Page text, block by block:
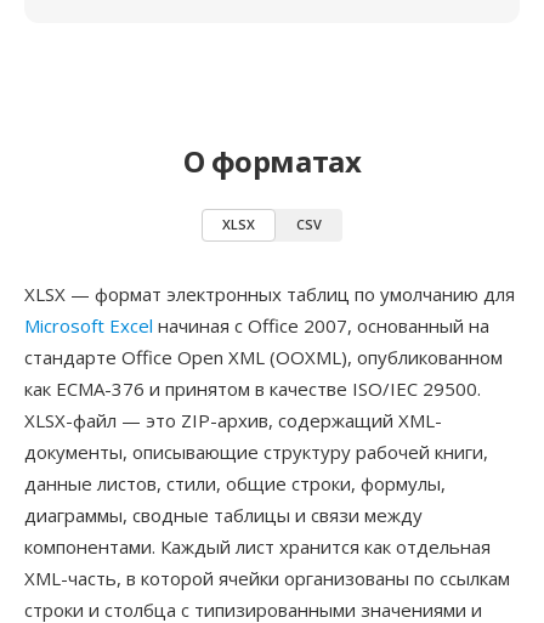
О форматах
XLSX CSV
XLSX — формат электронных таблиц по умолчанию для
Microsoft Excel начиная с Office 2007, основанный на
стандарте Office Open XML (OOXML), опубликованном
как ECMA-376 и принятом в качестве ISO/IEC 29500.
XLSX-файл — это ZIP-архив, содержащий XML-
документы, описывающие структуру рабочей книги,
данные листов, стили, общие строки, формулы,
диаграммы, сводные таблицы и связи между
компонентами. Каждый лист хранится как отдельная
XML-часть, в которой ячейки организованы по ссылкам
строки и столбца с типизированными значениями и